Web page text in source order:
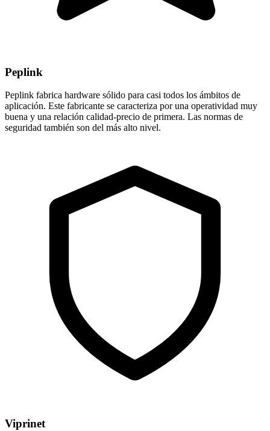
Peplink
Peplink fabrica hardware sólido para casi todos los ámbitos de
aplicación. Este fabricante se caracteriza por una operatividad muy
buena y una relación calidad-precio de primera. Las normas de
seguridad también son del más alto nivel.
Viprinet